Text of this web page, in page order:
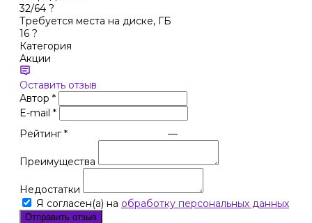
32/64 ?
Требуется места на диске, ГБ
16 ?
Категория
Акции
Оставить отзыв
Автор *
E-mail *
Рейтинг * —
Преимущества
Недостатки
Я согласен(а) на обработку персональных данных
Отправить отзыв